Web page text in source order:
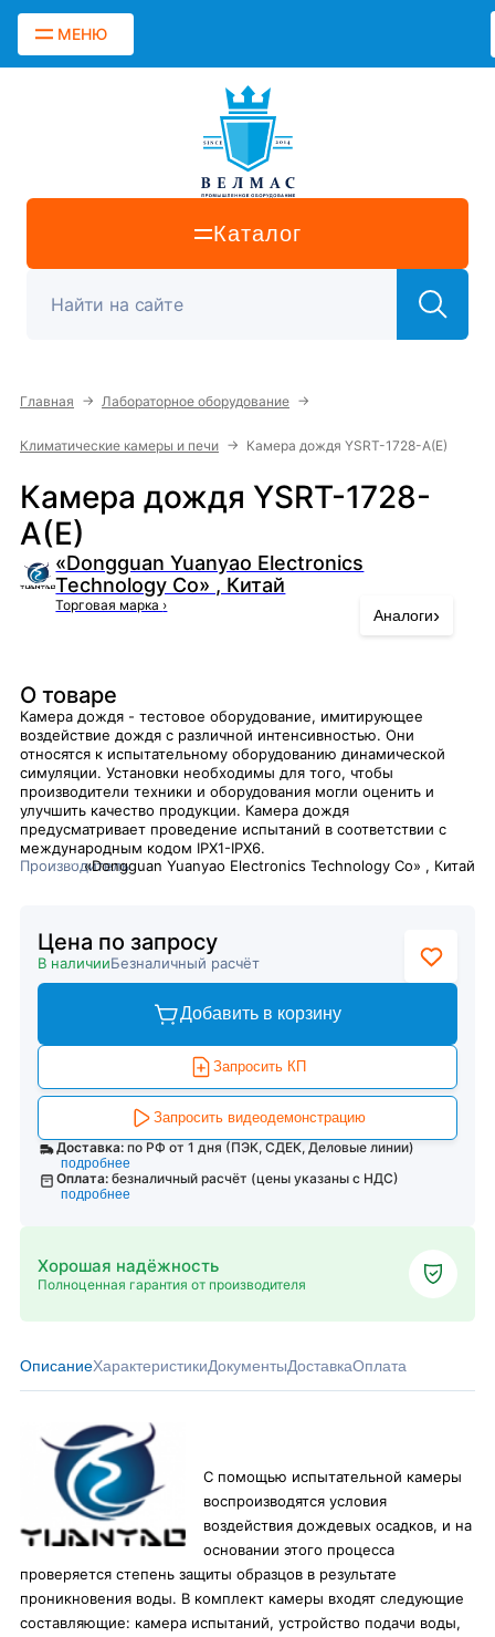
МЕНЮ
Каталог
Главная → Лабораторное оборудование →
Климатические камеры и печи → Камера дождя YSRT-1728-A(E)
Камера дождя YSRT-1728-
A(E)
«Dongguan Yuanyao Electronics
Technology Co» , Китай
Торговая марка ›
Аналоги›
О товаре
Камера дождя - тестовое оборудование, имитирующее
воздействие дождя с различной интенсивностью. Они
относятся к испытательному оборудованию динамической
симуляции. Установки необходимы для того, чтобы
производители техники и оборудования могли оценить и
улучшить качество продукции. Камера дождя
предусматривает проведение испытаний в соответствии с
международным кодом IPX1-IPX6.
Производитель«Dongguan Yuanyao Electronics Technology Co» , Китай
Цена по запросу
В наличииБезналичный расчёт
Добавить в корзину
Запросить КП
Запросить видеодемонстрацию
Доставка: по РФ от 1 дня (ПЭК, СДЕК, Деловые линии)
подробнее
Оплата: безналичный расчёт (цены указаны с НДС)
подробнее
Хорошая надёжность
Полноценная гарантия от производителя
ОписаниеХарактеристикиДокументыДоставкаОплата
С помощью испытательной камеры
воспроизводятся условия
воздействия дождевых осадков, и на
основании этого процесса
проверяется степень защиты образцов в результате
проникновения воды. В комплект камеры входят следующие
составляющие: камера испытаний, устройство подачи воды,